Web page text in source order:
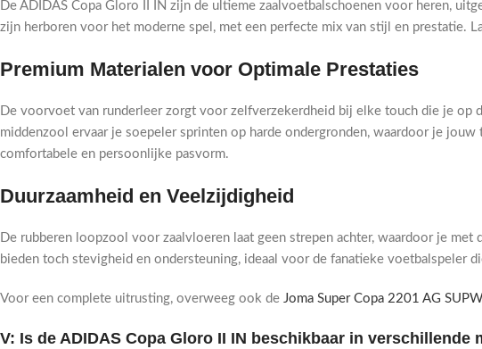
De ADIDAS Copa Gloro II IN zijn de ultieme zaalvoetbalschoenen voor heren,
zijn herboren voor het moderne spel, met een perfecte mix van stijl en prestatie.
Premium Materialen voor Optimale Prestaties
De voorvoet van runderleer zorgt voor zelfverzekerdheid bij elke touch die je
middenzool ervaar je soepeler sprinten op harde ondergronden, waardoor je
comfortabele en persoonlijke pasvorm.
Duurzaamheid en Veelzijdigheid
De rubberen loopzool voor zaalvloeren laat geen strepen achter, waardoor je
bieden toch stevigheid en ondersteuning, ideaal voor de fanatieke voetbalspeler
Voor een complete uitrusting, overweeg ook de Joma Super Copa 2201 AG
V: Is de ADIDAS Copa Gloro II IN beschikbaar in verschillende